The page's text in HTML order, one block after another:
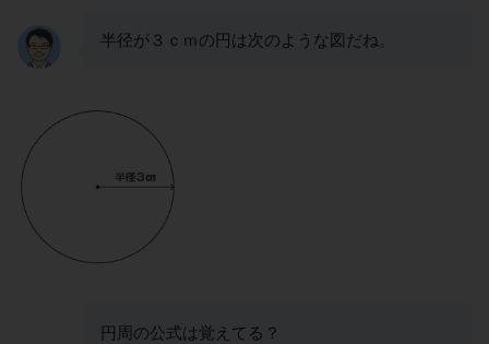
半径が３ｃｍの円は次のような図だね。
円周の公式は覚えてる？